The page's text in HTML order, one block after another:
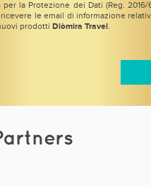
la Protezione dei Dati (Reg. 2016/
ricevere le email di informazione
prodotti Diòmira Travel .